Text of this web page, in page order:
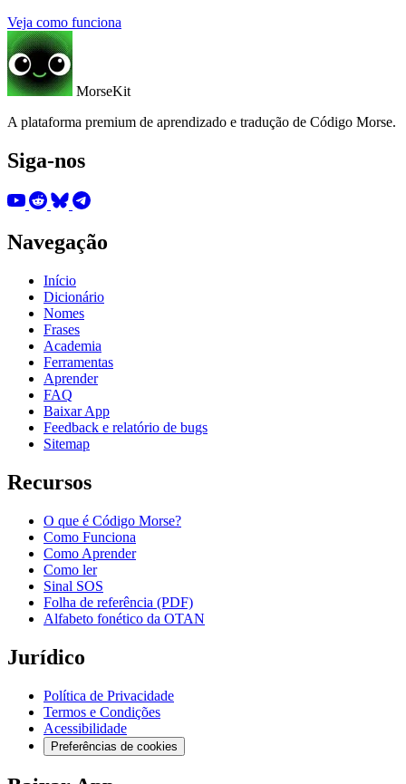
Veja como funciona
MorseKit
A plataforma premium de aprendizado e tradução de Código Morse.
Siga-nos
Navegação
Início
Dicionário
Nomes
Frases
Academia
Ferramentas
Aprender
FAQ
Baixar App
Feedback e relatório de bugs
Sitemap
Recursos
O que é Código Morse?
Como Funciona
Como Aprender
Como ler
Sinal SOS
Folha de referência (PDF)
Alfabeto fonético da OTAN
Jurídico
Política de Privacidade
Termos e Condições
Acessibilidade
Preferências de cookies